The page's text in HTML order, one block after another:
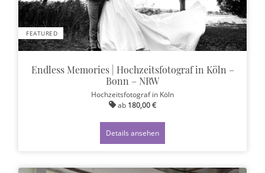
FEATURED
Endless Memories | Hochzeitsfotograf in Köln –
Bonn – NRW
Hochzeitsfotografin Köln
ab 180,00 €
Details ansehen